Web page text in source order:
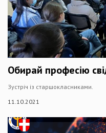
Обирай професію
Зустріч із старшокласниками.
11.10.2021